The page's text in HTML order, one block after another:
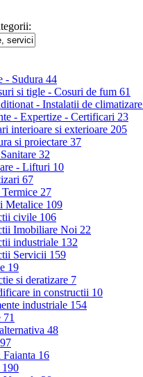
- Sudura 44
si tigle - Cosuri de fum 61
- Instalatii de climatizare
- Expertize - Certificari 23
interioare si exterioare 205
si proiectare 37
32
- Lifturi 10
67
27
Metalice 109
civile 106
Imobiliare Noi 22
industriale 132
Servicii 159
19
si deratizare 7
in constructii 10
industriale 154
71
48
97
Faianta 16
190